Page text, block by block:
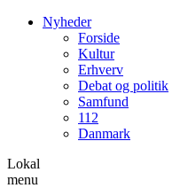
Nyheder
Forside
Kultur
Erhverv
Debat og politik
Samfund
112
Danmark
Lokal
menu